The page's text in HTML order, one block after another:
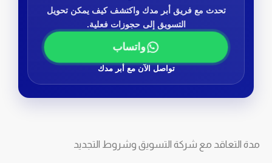
تحدث مع فريق أبر مدك واكتشف كيف يمكن تحويل
التسويق إلى حجوزات فعلية.
واتساب
تواصل الآن مع أبر مدك
مدة التعاقد مع شركة التسويق وشروط التجديد